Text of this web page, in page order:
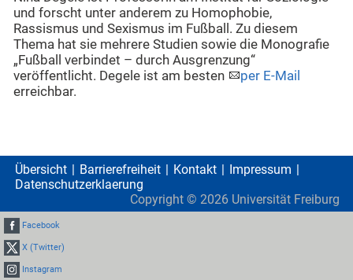
und forscht unter anderem zu Homophobie,
Rassismus und Sexismus im Fußball. Zu diesem
Thema hat sie mehrere Studien sowie die Monografie
„Fußball verbindet – durch Ausgrenzung“
veröffentlicht. Degele ist am besten
per E-Mail
erreichbar.
Übersicht Barrierefreiheit Kontakt
Impressum
Datenschutzerklaerung
Copyright © 2026 Universität Freiburg
Facebook
X (Twitter)
Instagram